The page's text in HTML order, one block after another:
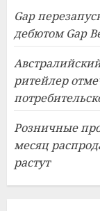
Gap
дебютом Gap
ритейлер
Розничные
месяц
растут